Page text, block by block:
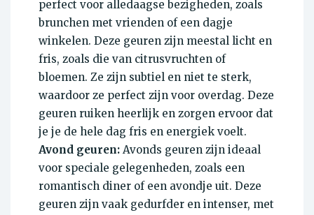
perfect voor alledaagse bezigheden, zoals
brunchen met vrienden of een dagje
winkelen. Deze geuren zijn meestal licht en
fris, zoals die van citrusvruchten of
bloemen. Ze zijn subtiel en niet te sterk,
waardoor ze perfect zijn voor overdag. Deze
geuren ruiken heerlijk en zorgen ervoor dat
je je de hele dag fris en energiek voelt.
Avond geuren: Avonds geuren zijn ideaal
voor speciale gelegenheden, zoals een
romantisch diner of een avondje uit. Deze
geuren zijn vaak gedurfder en intenser, met